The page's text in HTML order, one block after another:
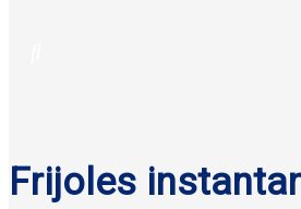
Frijoles